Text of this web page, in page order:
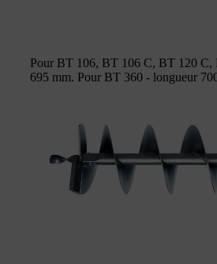
Pour BT 106, BT 106 C, BT 120 C,
695 mm. Pour BT 360 - longueur